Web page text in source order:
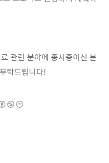
관련 분야에 종사중이신 분
탁드립니다!